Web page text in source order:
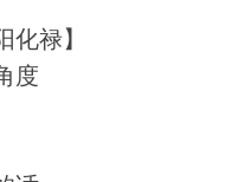
禄】
度